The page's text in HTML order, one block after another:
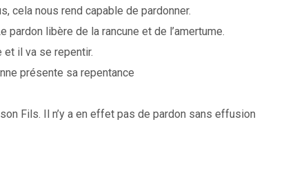
cela nous rend capable de pardonner.
libère de la rancune et de l’amertume.
et il va se repentir.
présente sa repentance
Fils. Il n’y a en effet pas de pardon sans effusion